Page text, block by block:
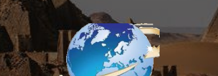
تخطي
إلى
المحتوى